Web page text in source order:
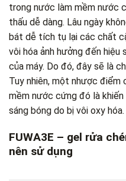
trong nước làm mềm nước
thấu dễ dàng. Lâu ngày
bát dễ tích tụ lại các chất
vôi hóa ảnh hưởng đến
của máy. Do đó, đây sẽ là
Tuy nhiên, một nhược điểm
mềm nước cứng đó là
sáng bóng do bị vôi oxy hóa.
FUWA3E – gel rửa
nên sử dụng